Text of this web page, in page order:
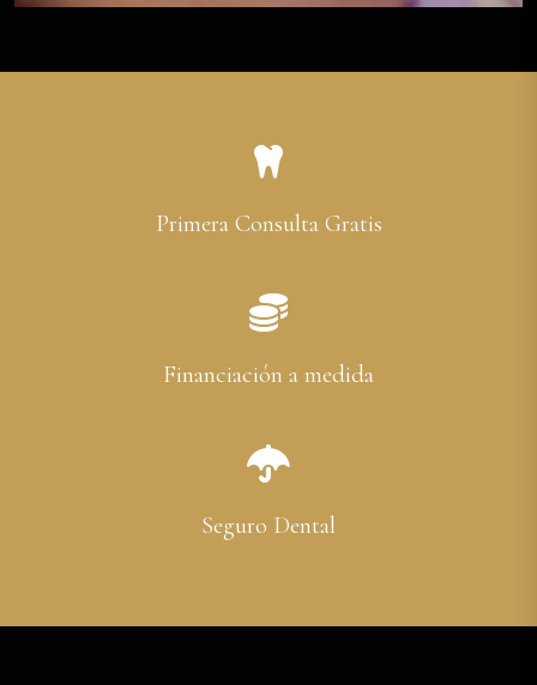
Primera Consulta Gratis
Financiación a medida
Seguro Dental